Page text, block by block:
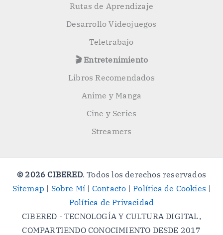
Rutas de Aprendizaje
Desarrollo Videojuegos
Teletrabajo
🎬 Entretenimiento
Libros Recomendados
Anime y Manga
Cine y Series
Streamers
© 2026 CIBERED. Todos los derechos reservados
Sitemap | Sobre Mí | Contacto |Política de Cookies |
Política de Privacidad
CIBERED - TECNOLOGÍA Y CULTURA DIGITAL,
COMPARTIENDO CONOCIMIENTO DESDE 2017